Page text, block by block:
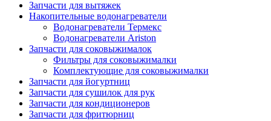
Запчасти для вытяжек
Накопительные водонагреватели
Водонагреватели Термекс
Водонагреватели Ariston
Запчасти для соковыжималок
Фильтры для соковыжималки
Комплектующие для соковыжималки
Запчасти для йогуртниц
Запчасти для сушилок для рук
Запчасти для кондиционеров
Запчасти для фритюрниц